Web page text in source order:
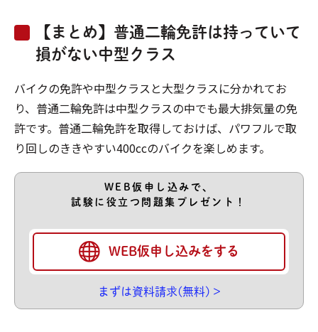
【まとめ】普通二輪免許は持っていて
損がない中型クラス
バイクの免許や中型クラスと大型クラスに分かれてお
り、普通二輪免許は中型クラスの中でも最大排気量の免
許です。普通二輪免許を取得しておけば、パワフルで取
り回しのききやすい400ccのバイクを楽しめます。
WEB仮申し込みで、
試験に役立つ問題集プレゼント！
WEB仮申し込みをする
まずは資料請求(無料) >